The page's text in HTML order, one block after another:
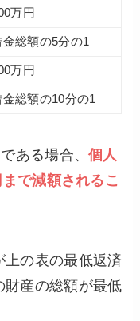
万円
金総額の5分の1
万円
金総額の10分の1
ある場合、個人
で減額されるこ
の表の最低返済
産の総額が最低